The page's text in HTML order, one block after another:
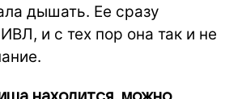
дышать. Ее сразу
и с тех пор она так и не